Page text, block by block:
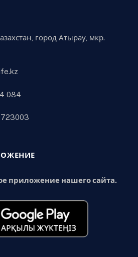
город Атырау, мкр.
084
приложение нашего сайта.